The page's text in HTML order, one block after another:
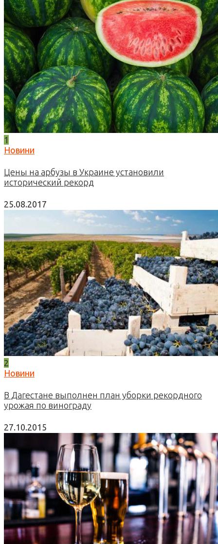
1
Новини
Цены на арбузы в Украине установили
исторический рекорд
25.08.2017
2
Новини
В Дагестане выполнен план уборки рекордного
урожая по винограду
27.10.2015